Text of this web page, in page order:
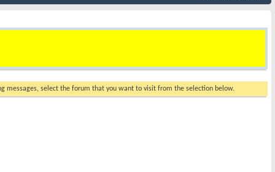
messages, select the forum that you want to visit from the selection below.